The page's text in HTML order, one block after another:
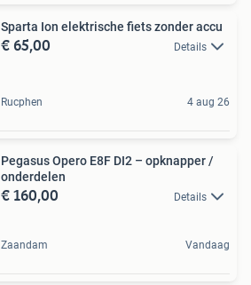
Sparta Ion elektrische fiets zonder accu
€ 65,00 Details
Rucphen 4 aug 26
Pegasus Opero E8F DI2 – opknapper /
onderdelen
€ 160,00 Details
Zaandam Vandaag